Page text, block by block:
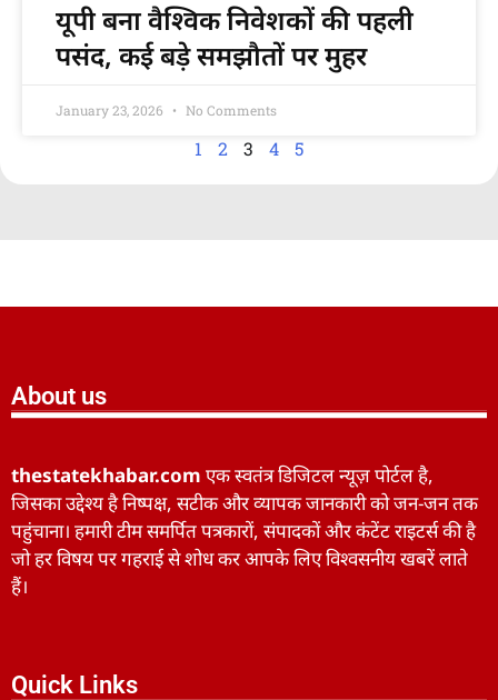
यूपी बना वैश्विक निवेशकों की पहली
पसंद, कई बड़े समझौतों पर मुहर
January 23, 2026 No Comments
1 2 3 4 5
About us
thestatekhabar.com एक स्वतंत्र डिजिटल न्यूज़ पोर्टल है,
जिसका उद्देश्य है निष्पक्ष, सटीक और व्यापक जानकारी को जन-जन तक
पहुंचाना। हमारी टीम समर्पित पत्रकारों, संपादकों और कंटेंट राइटर्स की है
जो हर विषय पर गहराई से शोध कर आपके लिए विश्वसनीय खबरें लाते
हैं।
Quick Links